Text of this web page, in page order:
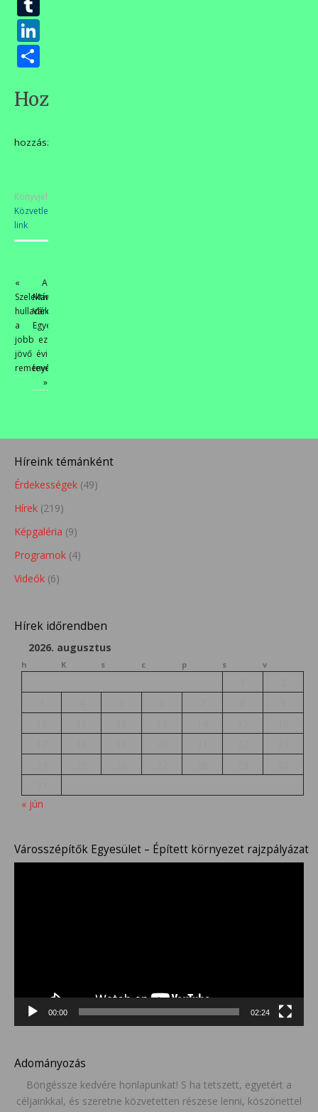
Hozzászólások
hozzászólás
Könyvjelzőkhöz
Közvetlen
link.
«
Szelektív
hulladékgyűjtés
a
jobb
jövő
reményében
A
Martfűi
Városszépítő
Egyesület
ez
évi
tevékenységéről
»
Híreink témánként
Érdekességek (49)
Hírek (219)
Képgaléria (9)
Programok (4)
Videók (6)
Hírek időrendben
2026. augusztus
h K s c p s v
« jún
Városszépítők Egyesület – Épített környezet rajzpályázat
00:00 02:24
Adományozás
Böngéssze kedvére honlapunkat! S ha tetszett, egyetért a
céljainkkal, és szeretne közvetetten részese lenni, köszönettel